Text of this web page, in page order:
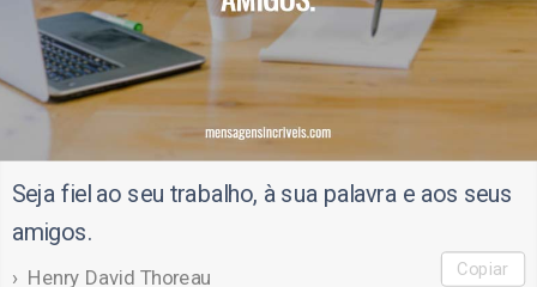
Seja fiel ao seu trabalho, à sua palavra e aos seus
amigos.
Henry David Thoreau Copiar